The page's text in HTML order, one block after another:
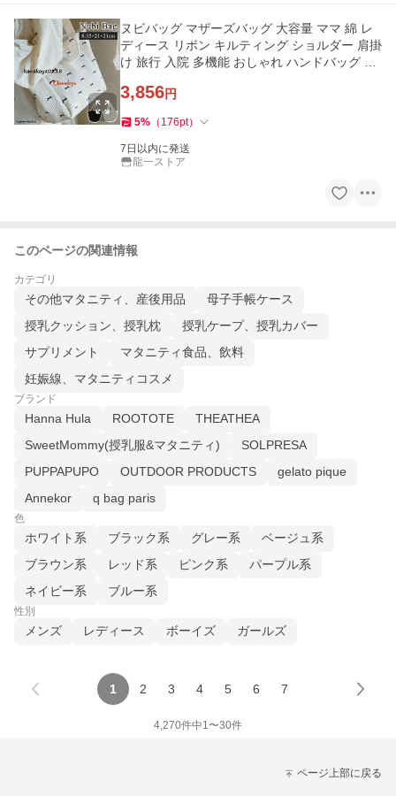
ヌビバッグ マザーズバッグ 大容量 ママ 綿 レ
ディース リボン キルティング ショルダー 肩掛
け 旅行 入院 多機能 おしゃれ ハンドバッグ ア
3,856円
5% （ 176pt）
7日以内に発送
龍一ストア
このページの関連情報
カテゴリ
その他マタニティ、産後用品
母子手帳ケース
授乳クッション、授乳枕
授乳ケープ、授乳カバー
サプリメント
マタニティ食品、飲料
妊娠線、マタニティコスメ
ブランド
Hanna Hula ROOTOTE
THEATHEA
SweetMommy(授乳服&マタニティ)
SOLPRESA
PUPPAPUPO
OUTDOOR PRODUCTS
gelato pique
Annekor
q bag paris
色
ホワイト系 ブラック系 グレー系
ベージュ系
ブラウン系
レッド系 ピンク系
パープル系
ネイビー系
ブルー系
性別
メンズ レディース ボーイズ ガールズ
1 2 3 4 5 6 7
4,270件中1〜30件
ページ上部に戻る